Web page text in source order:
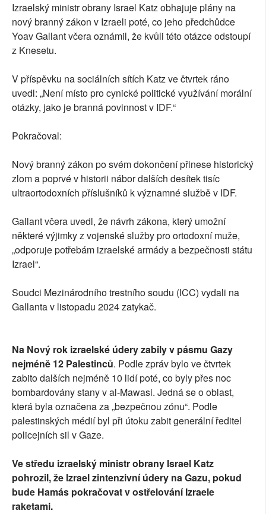
Izraelský ministr obrany Israel Katz obhajuje plány na
nový branný zákon v Izraeli poté, co jeho předchůdce
Yoav Gallant včera oznámil, že kvůli této otázce odstoupí
z Knesetu.
V příspěvku na sociálních sítích Katz ve čtvrtek ráno
uvedl: „Není místo pro cynické politické využívání morální
otázky, jako je branná povinnost v IDF.“
Pokračoval:
Nový branný zákon po svém dokončení přinese historický
zlom a poprvé v historii nábor dalších desítek tisíc
ultraortodoxních příslušníků k významné službě v IDF.
Gallant včera uvedl, že návrh zákona, který umožní
některé výjimky z vojenské služby pro ortodoxní muže,
„odporuje potřebám izraelské armády a bezpečnosti státu
Izrael“.
Soudci Mezinárodního trestního soudu (ICC) vydali na
Gallanta v listopadu 2024 zatykač.
Na Nový rok izraelské údery zabily v pásmu Gazy
nejméně 12 Palestinců. Podle zpráv bylo ve čtvrtek
zabito dalších nejméně 10 lidí poté, co byly přes noc
bombardovány stany v al-Mawasi. Jedná se o oblast,
která byla označena za „bezpečnou zónu“. Podle
palestinských médií byl při útoku zabit generální ředitel
policejních sil v Gaze.
Ve středu izraelský ministr obrany Israel Katz
pohrozil, že Izrael zintenzivní údery na Gazu, pokud
bude Hamás pokračovat v ostřelování Izraele
raketami.